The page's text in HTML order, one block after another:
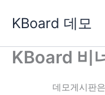
로
KBoard 데모
KBoard 비
데모게시판